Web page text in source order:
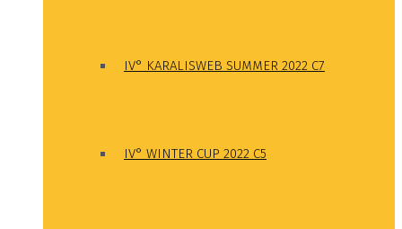
IV° KARALISWEB SUMMER 2022 C7
IV° WINTER CUP 2022 C5